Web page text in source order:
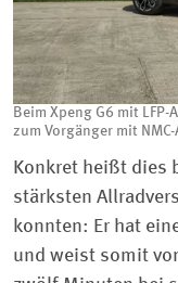
Beim Xpeng G6 mit
zum Vorgänger mit
Konkret heißt dies
stärksten
konnten: Er hat
und weist somit